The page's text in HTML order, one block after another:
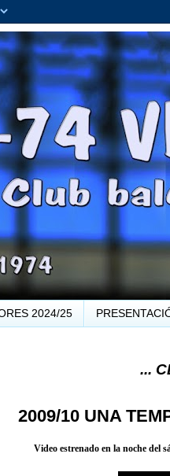
2024/25
... CLUB
2009/10 UNA
Video estrenado en la noche del